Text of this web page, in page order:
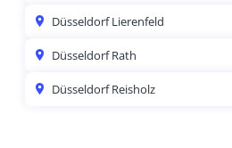
Düsseldorf Lierenfeld
Düsseldorf Rath
Düsseldorf Reisholz